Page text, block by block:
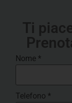
Ti
Nome *
Telefono *